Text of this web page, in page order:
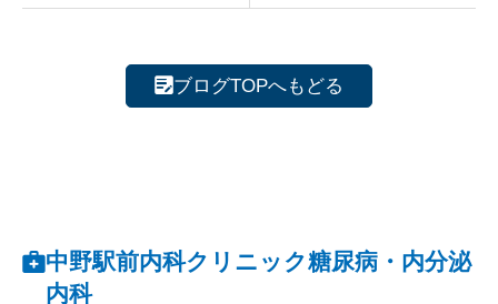
ブログTOPへもどる
中野駅前内科クリニック糖尿病・内分泌
内科